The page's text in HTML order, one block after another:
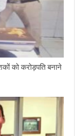
को करोड़पति बनाने